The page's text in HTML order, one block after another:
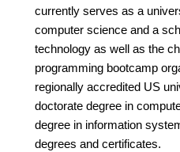
currently serves as a
computer science and a
technology as well as the
programming bootcamp
regionally accredited US
doctorate degree in
degree in information
degrees and certificates.